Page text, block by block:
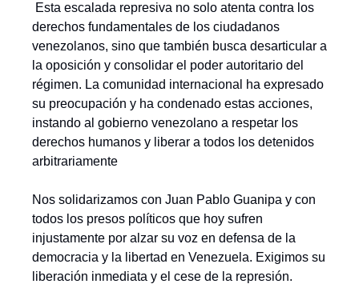
Esta escalada represiva no solo atenta contra los
derechos fundamentales de los ciudadanos
venezolanos, sino que también busca desarticular a
la oposición y consolidar el poder autoritario del
régimen. La comunidad internacional ha expresado
su preocupación y ha condenado estas acciones,
instando al gobierno venezolano a respetar los
derechos humanos y liberar a todos los detenidos
arbitrariamente
Nos solidarizamos con Juan Pablo Guanipa y con
todos los presos políticos que hoy sufren
injustamente por alzar su voz en defensa de la
democracia y la libertad en Venezuela. Exigimos su
liberación inmediata y el cese de la represión.